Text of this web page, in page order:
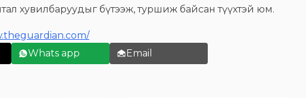
хувилбаруудыг бүтээж, туршиж байсан түүхтэй юм.
Whats app Email